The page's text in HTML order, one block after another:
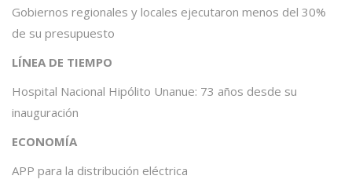
Gobiernos regionales y locales ejecutaron menos del 30%
de su presupuesto
LÍNEA DE TIEMPO
Hospital Nacional Hipólito Unanue: 73 años desde su
inauguración
ECONOMÍA
APP para la distribución eléctrica